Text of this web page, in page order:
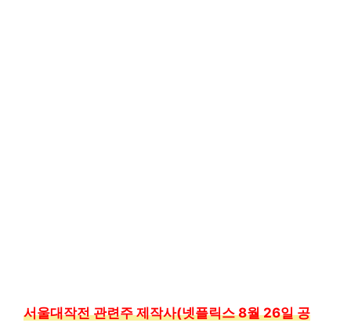
서울대작전 관련주 제작사(넷플릭스 8월 26일 공